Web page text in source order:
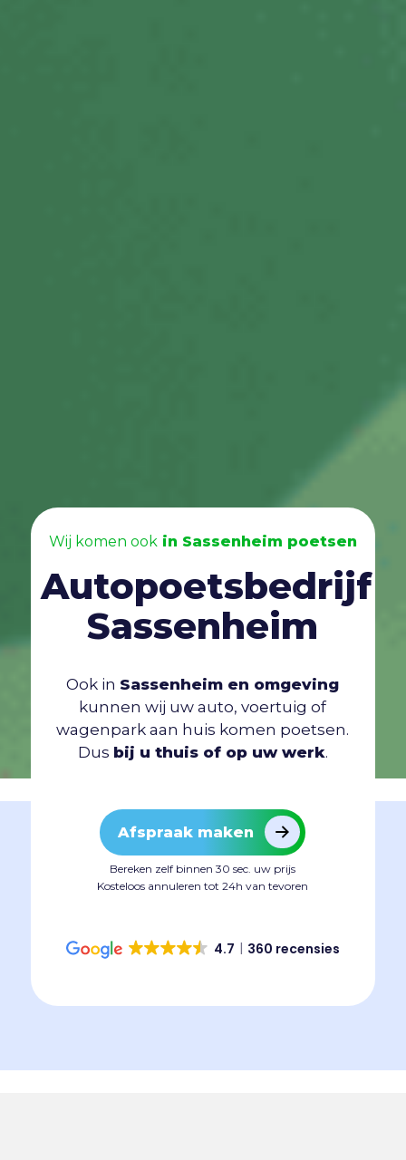
Wij komen ookin Sassenheim poetsen
Autopoetsbedrijf
Sassenheim
Ook in Sassenheim en omgeving
kunnen wij uw auto, voertuig of
wagenpark aan huis komen poetsen.
Dus bij u thuis of op uw werk.
Afspraak maken
Bereken zelf binnen 30 sec. uw prijs
Kosteloos annuleren tot 24h van tevoren
4.7 360 recensies